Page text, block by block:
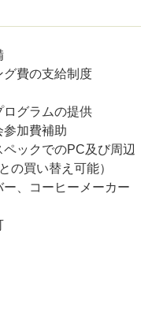
グ費の支給制度
ログラムの提供
参加費補助
ペックでのPC及び周辺
の買い替え可能）
ー、コーヒーメーカー